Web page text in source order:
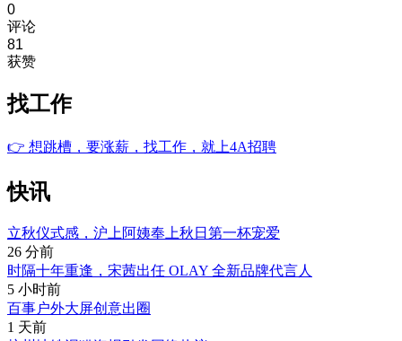
0
评论
81
获赞
找工作
👉 想跳槽，要涨薪，找工作，就上4A招聘
快讯
立秋仪式感，沪上阿姨奉上秋日第一杯宠爱
26 分前
时隔十年重逢，宋茜出任 OLAY 全新品牌代言人
5 小时前
百事户外大屏创意出圈
1 天前